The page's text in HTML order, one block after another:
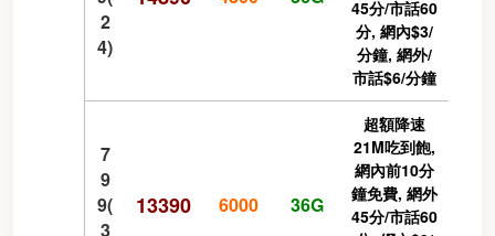
2
4)
45分/市話60
分, 網內$3/
分鐘, 網外/
市話$6/分鐘
7
9
9(
3
13390 6000 36G
超額降速
21M吃到飽,
網內前10分
鐘免費, 網外
45分/市話60